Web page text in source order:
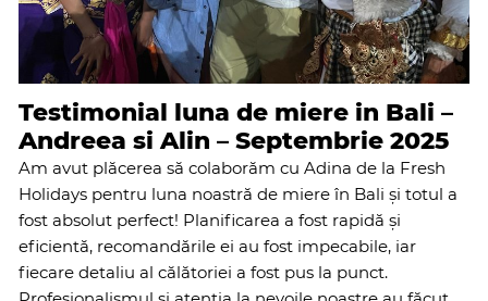
Testimonial luna de miere in Bali –
Andreea si Alin – Septembrie 2025
Am avut plăcerea să colaborăm cu Adina de la Fresh
Holidays pentru luna noastră de miere în Bali și totul a
fost absolut perfect! Planificarea a fost rapidă și
eficientă, recomandările ei au fost impecabile, iar
fiecare detaliu al călătoriei a fost pus la punct.